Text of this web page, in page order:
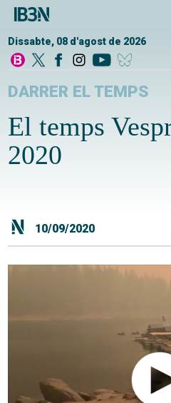
Dissabte, 08 d'agost de 2026
DARRER EL TEMPS
El temps
2020
10/09/2020